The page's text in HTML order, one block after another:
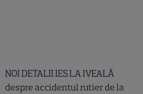
NOI DETALII IES LA IVEALĂ
despre accidentul rutier de la